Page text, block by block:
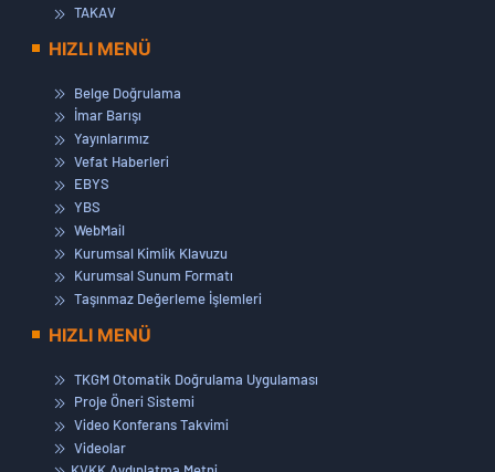
TAKAV
HIZLI MENÜ
Belge Doğrulama
İmar Barışı
Yayınlarımız
Vefat Haberleri
EBYS
YBS
WebMail
Kurumsal Kimlik Klavuzu
Kurumsal Sunum Formatı
Taşınmaz Değerleme İşlemleri
HIZLI MENÜ
TKGM Otomatik Doğrulama Uygulaması
Proje Öneri Sistemi
Video Konferans Takvimi
Videolar